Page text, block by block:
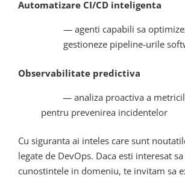
Automatizare CI/CD inteligenta
— agenti capabili sa
gestioneze pipeline-urile
Observabilitate predictiva
— analiza proactiva a
pentru prevenirea incidentelor
Cu siguranta ai inteles care sunt
legate de DevOps. Daca esti interesat
cunostintele in domeniu, te invitam sa